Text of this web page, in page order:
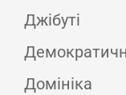
Джібуті
Домініка